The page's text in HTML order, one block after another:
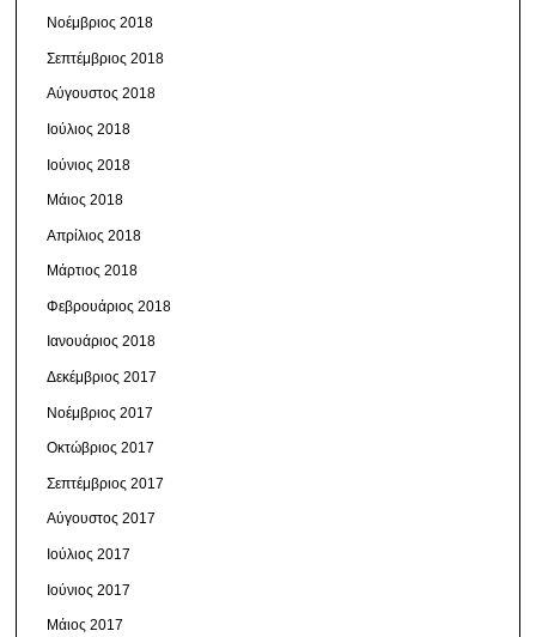
Νοέμβριος 2018
Σεπτέμβριος 2018
Αύγουστος 2018
Ιούλιος 2018
Ιούνιος 2018
Μάιος 2018
Απρίλιος 2018
Μάρτιος 2018
Φεβρουάριος 2018
Ιανουάριος 2018
Δεκέμβριος 2017
Νοέμβριος 2017
Οκτώβριος 2017
Σεπτέμβριος 2017
Αύγουστος 2017
Ιούλιος 2017
Ιούνιος 2017
Μάιος 2017